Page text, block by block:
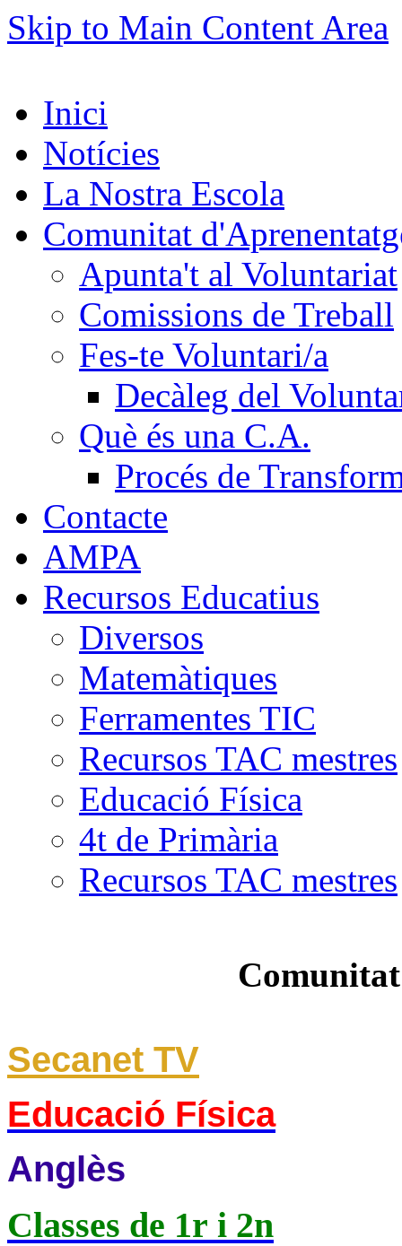
Skip to Main Content Area
Inici
Notícies
La Nostra Escola
Comunitat
Apunta't al Voluntariat
Comissions de Treball
Fes-te Voluntari/a
Decàleg del
Què és una C.A.
Procés de
Contacte
AMPA
Recursos Educatius
Diversos
Matemàtiques
Ferramentes TIC
Recursos TAC mestres
Educació Física
4t de Primària
Recursos TAC mestres
Secanet TV
Educació Física
Anglès
Classes de 1r i 2n